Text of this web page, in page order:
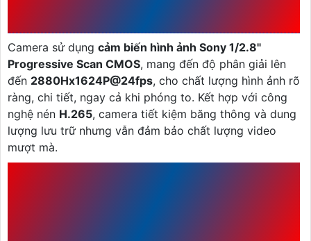
Camera sử dụng cảm biến hình ảnh Sony 1/2.8"
Progressive Scan CMOS, mang đến độ phân giải lên
đến 2880Hx1624P@24fps, cho chất lượng hình ảnh rõ
ràng, chi tiết, ngay cả khi phóng to. Kết hợp với công
nghệ nén H.265, camera tiết kiệm băng thông và dung
lượng lưu trữ nhưng vẫn đảm bảo chất lượng video
mượt mà.